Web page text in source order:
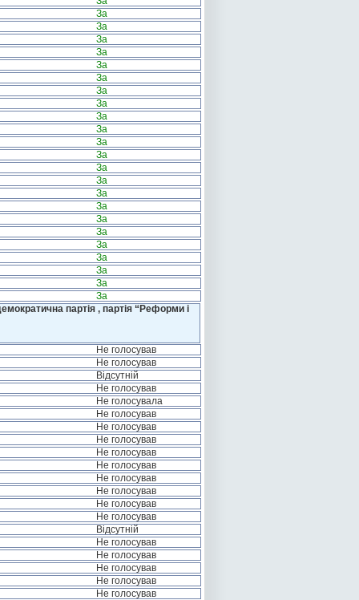
За
За
За
За
За
За
За
За
За
За
За
За
За
За
За
За
За
За
За
За
За
За
За
партія , партія “Реформи і
Не голосував
Не голосував
Відсутній
Не голосував
Не голосувала
Не голосував
Не голосував
Не голосував
Не голосував
Не голосував
Не голосував
Не голосував
Не голосував
Не голосував
Відсутній
Не голосував
Не голосував
Не голосував
Не голосував
Не голосував